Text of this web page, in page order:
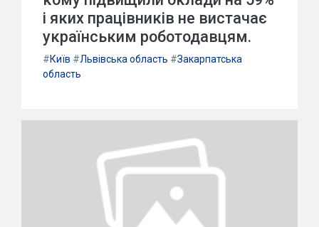
і яких працівників не вистачає
українським роботодавцям.
#Київ #Львівська область #Закарпатська
область